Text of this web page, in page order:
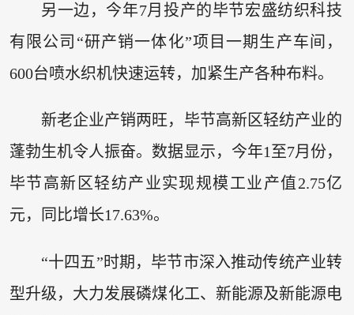
另一边，今年7月投产的毕节宏盛纺织科技
有限公司“研产销一体化”项目一期生产车间，
600台喷水织机快速运转，加紧生产各种布料。
新老企业产销两旺，毕节高新区轻纺产业的
蓬勃生机令人振奋。数据显示，今年1至7月份，
毕节高新区轻纺产业实现规模工业产值2.75亿
元，同比增长17.63%。
“十四五”时期，毕节市深入推动传统产业转
型升级，大力发展磷煤化工、新能源及新能源电